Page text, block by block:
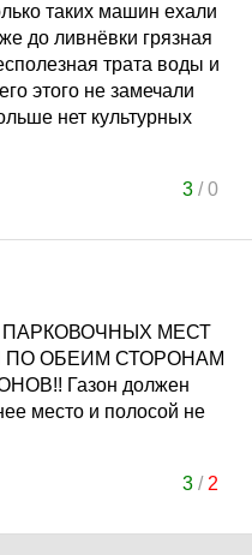
таких машин ехали
до ливнёвки грязная
трата воды и
этого не замечали
нет культурных
3/0
МЕСТ
ПО ОБЕИМ СТОРОНАМ
Газон должен
место и полосой не
3/ 2